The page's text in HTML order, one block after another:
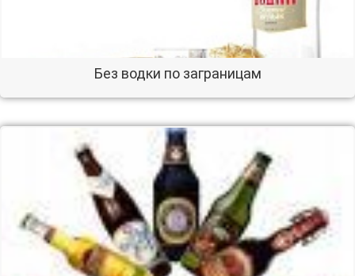
Без водки по заграницам